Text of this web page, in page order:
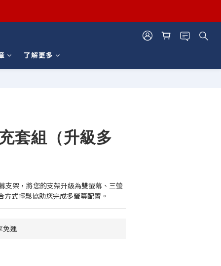
了解更多
套組（升級多
支架，將您的支架升級為雙螢幕、三螢
方式輕鬆協助您完成多螢幕配置。
免運